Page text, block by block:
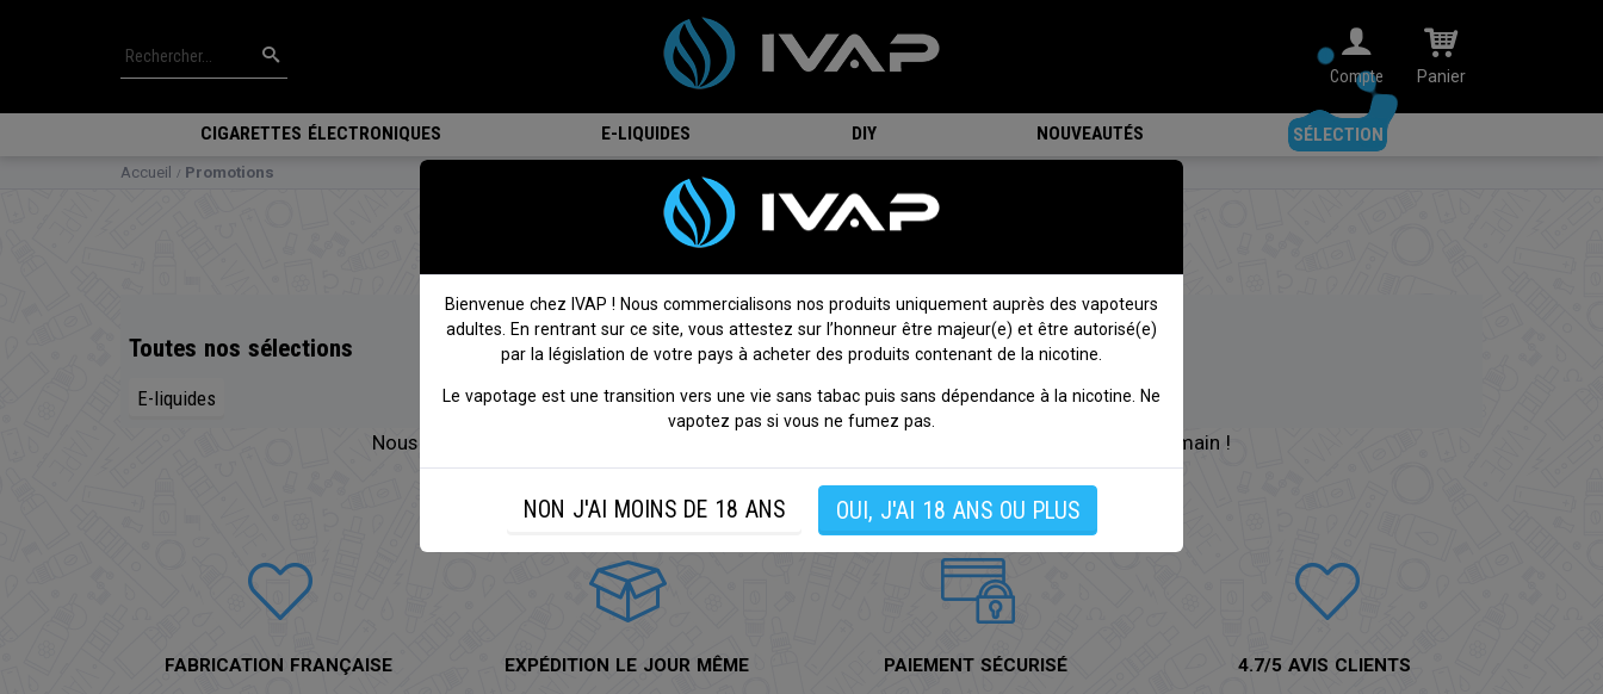
Panier
Compte
CIGARETTES ÉLECTRONIQUES E-LIQUIDES DIY NOUVEAUTÉS SÉLECTION
Accueil Promotions
Anti-gaspi
Toutes nos sélections
E-liquides
Nous n'avons actuellement aucun produit dans cette catégorie. N'hésitez pas à revenir demain !
FABRICATION FRANÇAISE EXPÉDITION LE JOUR MÊME PAIEMENT SÉCURISÉ 4.7/5 AVIS CLIENTS
Bienvenue chez IVAP ! Nous commercialisons nos produits uniquement auprès des vapoteurs
adultes. En rentrant sur ce site, vous attestez sur l’honneur être majeur(e) et être autorisé(e)
par la législation de votre pays à acheter des produits contenant de la nicotine.
Le vapotage est une transition vers une vie sans tabac puis sans dépendance à la nicotine. Ne
vapotez pas si vous ne fumez pas.
NON J'AI MOINS DE 18 ANS OUI, J'AI 18 ANS OU PLUS